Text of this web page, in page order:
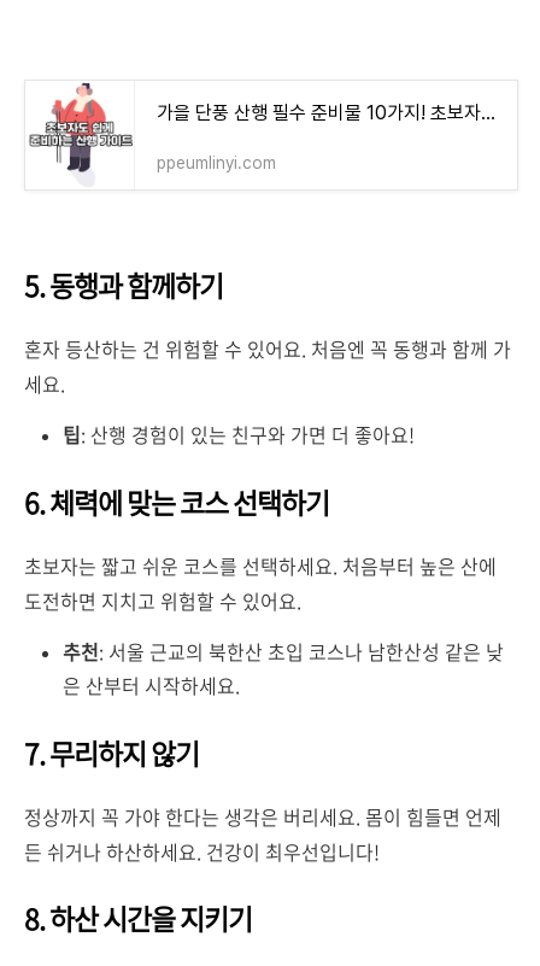
가을 단풍 산행 필수 준비물 10가지! 초보자도 쉽게 준비하는 산행 가이드
ppeumlinyi.com
5. 동행과 함께하기
혼자 등산하는 건 위험할 수 있어요. 처음엔 꼭 동행과 함께 가
세요.
팁: 산행 경험이 있는 친구와 가면 더 좋아요!
6. 체력에 맞는 코스 선택하기
초보자는 짧고 쉬운 코스를 선택하세요. 처음부터 높은 산에
도전하면 지치고 위험할 수 있어요.
추천: 서울 근교의 북한산 초입 코스나 남한산성 같은 낮
은 산부터 시작하세요.
7. 무리하지 않기
정상까지 꼭 가야 한다는 생각은 버리세요. 몸이 힘들면 언제
든 쉬거나 하산하세요. 건강이 최우선입니다!
8. 하산 시간을 지키기